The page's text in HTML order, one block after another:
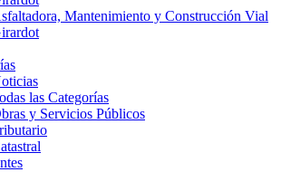
Mantenimiento y Construcción Vial
las Categorías
y Servicios Públicos